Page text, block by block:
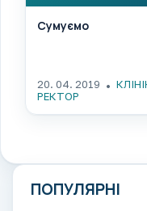
Сумуємо
20. 04. 2019
РЕКТОР
ПОПУЛЯРНІ